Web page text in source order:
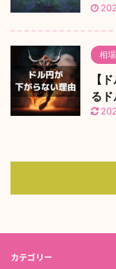
相
【
る
カテゴリー